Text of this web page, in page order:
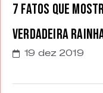
7 fatos que
verdadeira
19 dez 2019